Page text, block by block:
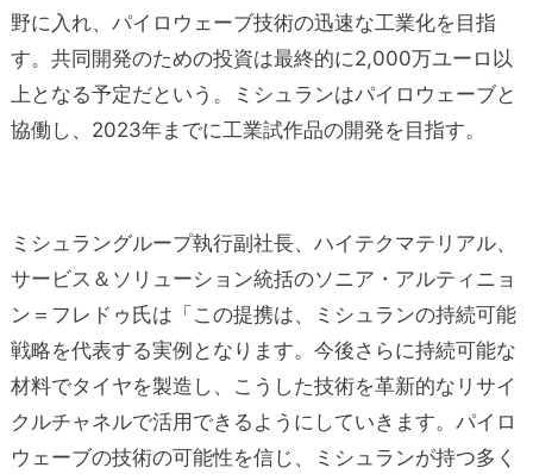
野に入れ、パイロウェーブ技術の迅速な工業化を目指
す。共同開発のための投資は最終的に2,000万ユーロ以
上となる予定だという。ミシュランはパイロウェーブと
協働し、2023年までに工業試作品の開発を目指す。
ミシュラングループ執行副社長、ハイテクマテリアル、
サービス＆ソリューション統括のソニア・アルティニョ
ン＝フレドゥ氏は「この提携は、ミシュランの持続可能
戦略を代表する実例となります。今後さらに持続可能な
材料でタイヤを製造し、こうした技術を革新的なリサイ
クルチャネルで活用できるようにしていきます。パイロ
ウェーブの技術の可能性を信じ、ミシュランが持つ多く